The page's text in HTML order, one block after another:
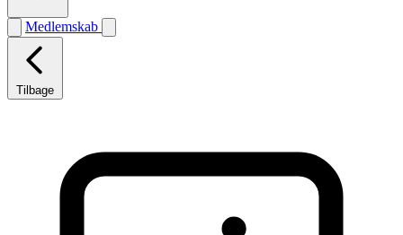
Medlemskab
Tilbage